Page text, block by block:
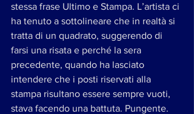
stessa frase Ultimo e Stampa. L’artista ci
ha tenuto a sottolineare che in realtà si
tratta di un quadrato, suggerendo di
farsi una risata e perché la sera
precedente, quando ha lasciato
intendere che i posti riservati alla
stampa risultano essere sempre vuoti,
stava facendo una battuta. Pungente.